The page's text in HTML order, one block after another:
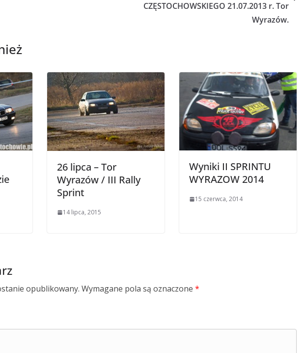
CZĘSTOCHOWSKIEGO 21.07.2013 r. Tor
Wyrazów.
26 lipca – Tor
Wyrazów / III Rally
Sprint
14 lipca, 2015
Wyniki II SPRINTU
WYRAZOW 2014
15 czerwca, 2014
opublikowany. Wymagane pola są oznaczone *